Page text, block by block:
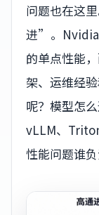
问题也在这
进”。Nvidia
的单点性能
架、运维经验
呢？模型怎
vLLM、
性能问题谁负